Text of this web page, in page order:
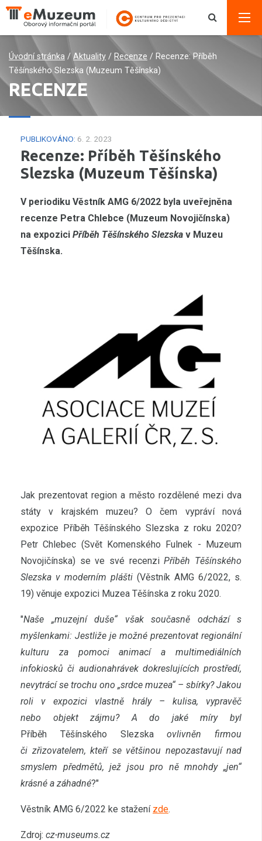
Úvodní stránka / Aktuality / Recenze / Recenze: Příběh
Těšínského Slezska (Muzeum Těšínska)
RECENZE
PUBLIKOVÁNO: 6. 2. 2023
Recenze: Příběh Těšínského
Slezska (Muzeum Těšínska)
V periodiku Věstník AMG 6/2022 byla uveřejněna
recenze Petra Chlebce (Muzeum Novojičínska)
na expozici Příběh Těšínského Slezska v Muzeu
Těšínska.
Jak prezentovat region a město rozdělené mezi dva
státy v krajském muzeu? O čem vypráví nová
expozice Příběh Těšínského Slezska z roku 2020?
Petr Chlebec (Svět Komenského Fulnek - Muzeum
Novojičínska) se ve své recenziPříběh Těšínského
Slezska v moderním plášti (Věstník AMG 6/2022, s.
19) věnuje expozici Muzea Těšínska z roku 2020.
"Naše „muzejní duše“ však současně odchází s
myšlenkami: Jestliže je možné prezentovat regionální
kulturu za pomoci animací a multimediálních
infokiosků či audionahrávek dokreslujících prostředí,
nevytrácí se trochu ono „srdce muzea“ – sbírky? Jakou
roli v expozici vlastně hrály – kulisa, vypravěč
nebo objekt zájmu? A do jaké míry byl
Příběh Těšínského Slezskaovlivněn firmou
či zřizovatelem, kteří se většinou nepozastavují nad
smyslem předmětů, jež jsou pro ně mnohdy „jen“
krásné a záhadné?"
Věstník AMG 6/2022 ke stažení zde.
Zdroj: cz-museums.cz